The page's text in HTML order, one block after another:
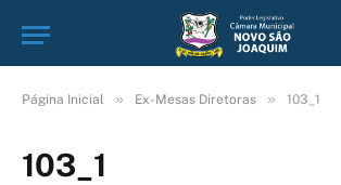
Página Inicial » Ex-Mesas Diretoras » 103_1
103_1